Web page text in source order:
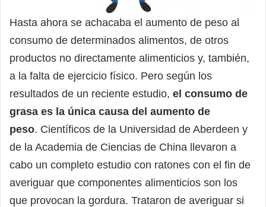
Hasta ahora se achacaba el aumento de peso al
consumo de determinados alimentos, de otros
productos no directamente alimenticios y, también,
a la falta de ejercicio físico. Pero según los
resultados de un reciente estudio, el consumo de
grasa es la única causa del aumento de
peso. Científicos de la Universidad de Aberdeen y
de la Academia de Ciencias de China llevaron a
cabo un completo estudio con ratones con el fin de
averiguar que componentes alimenticios son los
que provocan la gordura. Trataron de averiguar si